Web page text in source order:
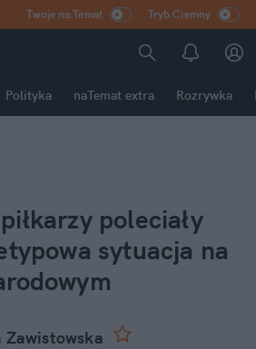
Twoje na:Temat Tryb Ciemny
Polityka naTemat extra Rozrywka
poleciały
sytuacja na
Zawistowska